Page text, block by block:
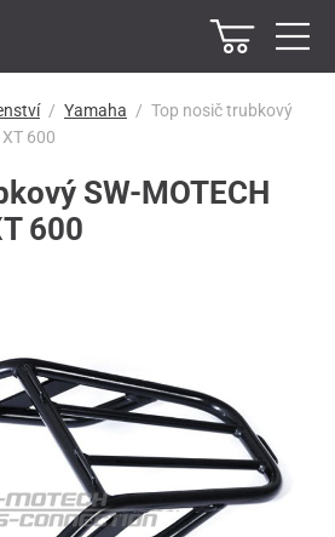
Yamaha
Top nosič trubkový
600
SW-MOTECH
600